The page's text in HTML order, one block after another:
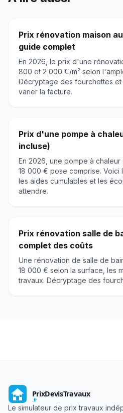
Prix rénovation maison
guide complet
En 2026, le prix d'une
800 et 2 000 €/m² selon
Décryptage des fourchettes
varier la facture.
Prix d'une pompe à
incluse)
En 2026, une pompe à
18 000 € pose comprise. Voici
les aides cumulables et les
attendre.
Prix rénovation salle de
complet des coûts
Une rénovation de salle de
18 000 € selon la surface, les
travaux. Décryptage des
Le simulateur de prix travaux